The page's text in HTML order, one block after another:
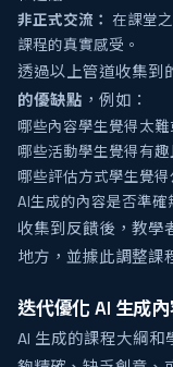
非正式交流： 在課堂
課程的真實感受。
透過以上管道收集到
的優缺點 ，例如：
哪些內容學生覺得太難
哪些活動學生覺得有趣
哪些評估方式學生覺得
AI生成的內容是否準確
收集到反饋後，教學
地方，並據此調整課
迭代優化 AI 生成
AI 生成的課程大綱